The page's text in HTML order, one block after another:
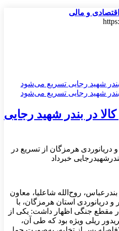
اقتصادی و مالی
در بندر شهید رجایی
دریانوردی هرمزگان از تسریع در
خبرداد
روح‌الله شاعلیا، معاون
و دریانوردی استان هرمزگان، با
مقطع جنگی اظهار داشت: یکی از
ریلی ویژه بود که طی آن،